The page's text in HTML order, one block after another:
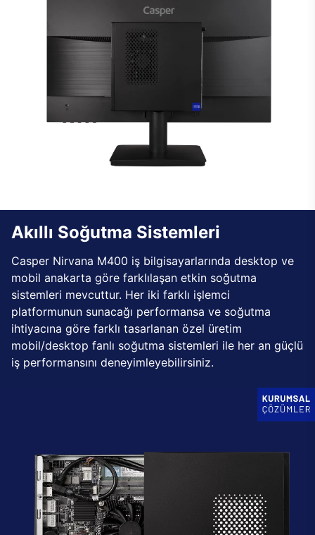
Akıllı Soğutma Sistemleri
Casper Nirvana M400 iş bilgisayarlarında desktop ve
mobil anakarta göre farklılaşan etkin soğutma
sistemleri mevcuttur. Her iki farklı işlemci
platformunun sunacağı performansa ve soğutma
ihtiyacına göre farklı tasarlanan özel üretim
mobil/desktop fanlı soğutma sistemleri ile her an güçlü
iş performansını deneyimleyebilirsiniz.